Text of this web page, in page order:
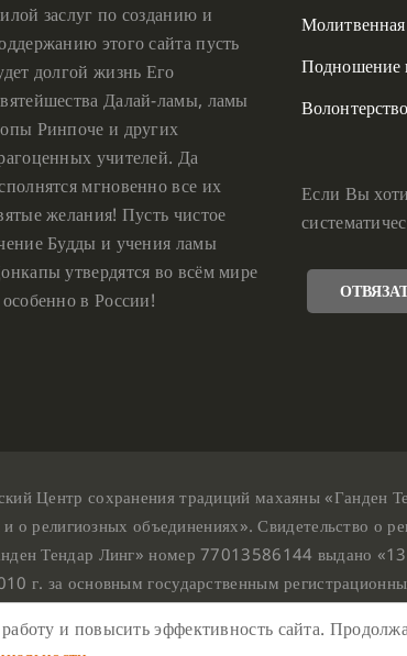
заслуг по созданию и
этого сайта пусть
долгой жизнь Его
Далай-ламы, ламы
Ринпоче и других
учителей. Да
мгновенно все их
желания! Пусть чистое
Будды и учения ламы
утвердятся во всём мире
в России!
Подношение
Волонтерство
Если Вы
Центр сохранения традиций махаяны
объединениях». Свидетельство о
Тендар Линг» номер 77013586144 выдано
г. за основным государственным
Ганден Тендар Линг © 2020 Все права
Наш адрес : г. Москва, Нахимовский проспект,
и повысить эффективность сайта.